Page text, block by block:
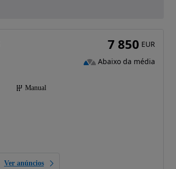
Manual
Ver anúncios
7 850 EUR
Abaixo da média